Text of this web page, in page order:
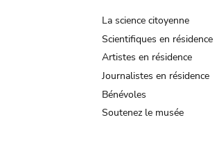
La science citoyenne
Scientifiques en résidence
Artistes en résidence
Journalistes en résidence
Bénévoles
Soutenez le musée